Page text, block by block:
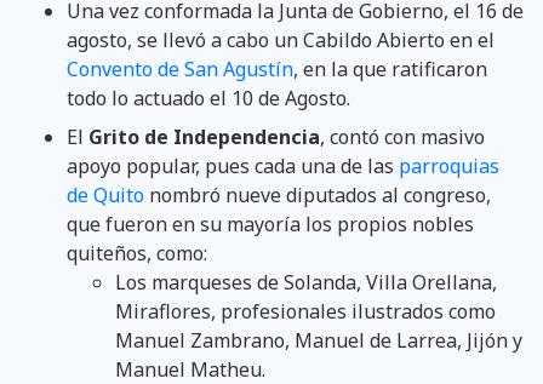
Una vez conformada la Junta de Gobierno, el 16 de
agosto, se llevó a cabo un Cabildo Abierto en el
Convento de San Agustín, en la que ratificaron
todo lo actuado el 10 de Agosto.
El Grito de Independencia, contó con masivo
apoyo popular, pues cada una de las parroquias
de Quito nombró nueve diputados al congreso,
que fueron en su mayoría los propios nobles
quiteños, como:
Los marqueses de Solanda, Villa Orellana,
Miraflores, profesionales ilustrados como
Manuel Zambrano, Manuel de Larrea, Jijón y
Manuel Matheu.